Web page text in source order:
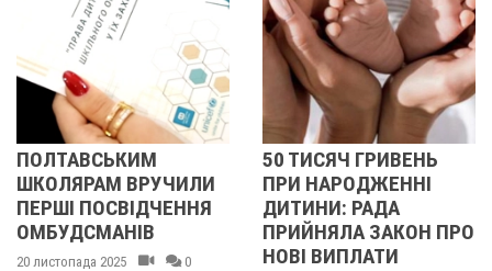
ВРУЧИЛИ
2025 0
50 ТИСЯЧ ГРИВЕНЬ
ПРИ НАРОДЖЕННІ
ДИТИНИ: РАДА
ПРИЙНЯЛА ЗАКОН ПРО
НОВІ ВИПЛАТИ
У